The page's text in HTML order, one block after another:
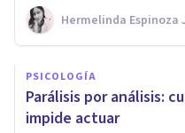
Hermelinda Espinoza
PSICOLOGÍA
Parálisis por análisis:
impide actuar